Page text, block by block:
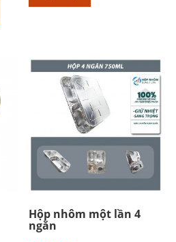
Hộp nhôm một lần 4
ngăn